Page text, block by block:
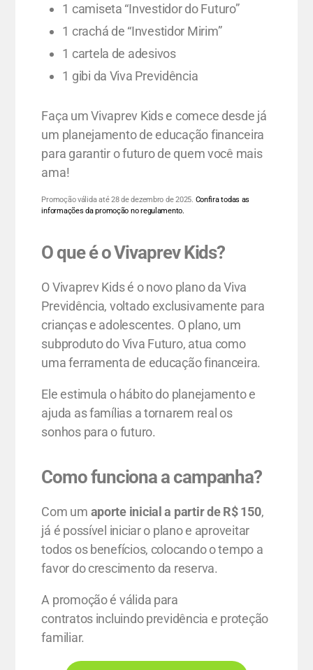
1 camiseta “Investidor do Futuro”
1 crachá de “Investidor Mirim”
1 cartela de adesivos
1 gibi da Viva Previdência
Faça um Vivaprev Kids e comece desde já
um planejamento de educação financeira
para garantir o futuro de quem você mais
ama!
Promoção válida até 28 de dezembro de 2025. Confira todas as
informações da promoção no regulamento.
O que é o Vivaprev Kids?
O Vivaprev Kids é o novo plano da Viva
Previdência, voltado exclusivamente para
crianças e adolescentes. O plano, um
subproduto do Viva Futuro, atua como
uma ferramenta de educação financeira.
Ele estimula o hábito do planejamento e
ajuda as famílias a tornarem real os
sonhos para o futuro.
Como funciona a campanha?
Com um aporte inicial a partir de R$ 150,
já é possível iniciar o plano e aproveitar
todos os benefícios, colocando o tempo a
favor do crescimento da reserva.
A promoção é válida para
contratos incluindo previdência e proteção
familiar.